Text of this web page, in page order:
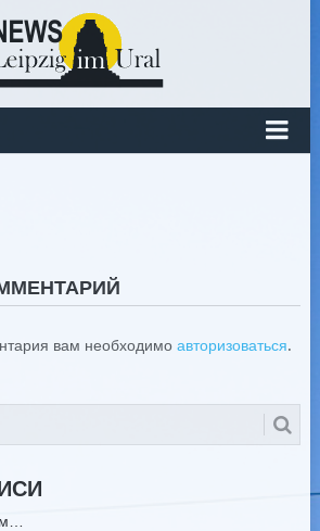
вам необходимо авторизоваться.